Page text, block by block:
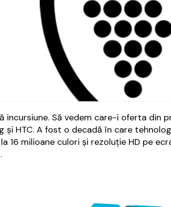
incursiune. Să vedem care-i oferta din
și HTC. A fost o decadă în care
16 milioane culori și rezoluție HD pe